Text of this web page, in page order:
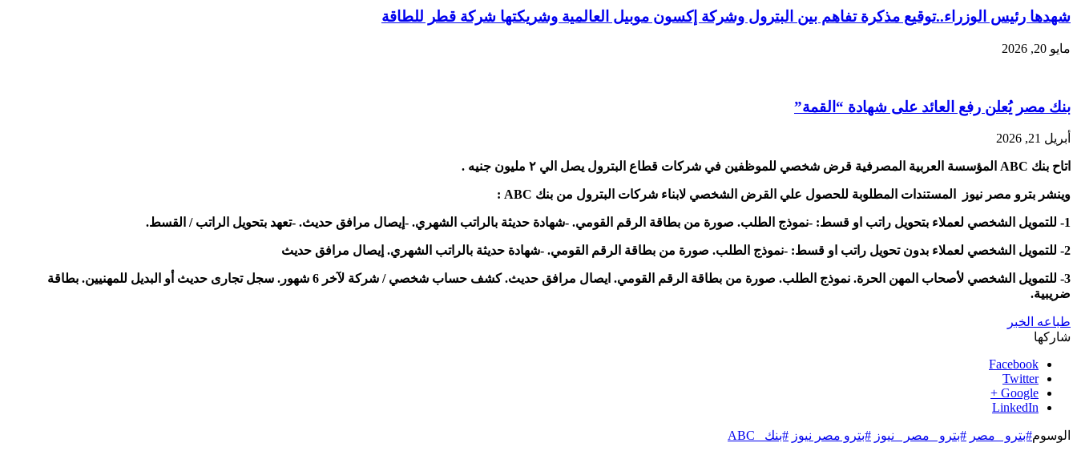
شهدها رئيس الوزراء..توقيع مذكرة تفاهم بين البترول وشركة إكسون موبيل العالمية وشريكتها شركة قطر للطاقة
مايو 20, 2026
بنك مصر يُعلن رفع العائد على شهادة “القمة”
أبريل 21, 2026
اتاح بنك ABC المؤسسة العربية المصرفية قرض شخصي للموظفين في شركات قطاع البترول يصل الي ٢ مليون جنيه .
وينشر بترو مصر نيوز المستندات المطلوبة للحصول علي القرض الشخصي لابناء شركات البترول من بنك ABC :
1- للتمويل الشخصي لعملاء بتحويل راتب او قسط: -نموذج الطلب. صورة من بطاقة الرقم القومي. -شهادة حديثة بالراتب الشهري. -إيصال مرافق حديث. -تعهد بتحويل الراتب / القسط.
2- للتمويل الشخصي لعملاء بدون تحويل راتب او قسط: -نموذج الطلب. صورة من بطاقة الرقم القومي. -شهادة حديثة بالراتب الشهري. إيصال مرافق حديث
3- للتمويل الشخصي لأصحاب المهن الحرة. نموذج الطلب. صورة من بطاقة الرقم القومي. ايصال مرافق حديث. كشف حساب شخصي / شركة لآخر 6 شهور. سجل تجارى حديث أو البديل للمهنيين. بطاقة
ضريبية.
طباعه الخبر
شاركها
Facebook
Twitter
Google +
LinkedIn
الوسوم#بترو _مصر #بترو _مصر _نيوز #بترو مصر نيوز #بنك _ABC